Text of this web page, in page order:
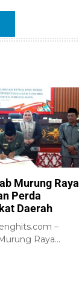
Murung Raya
Perda
Daerah
–
Raya